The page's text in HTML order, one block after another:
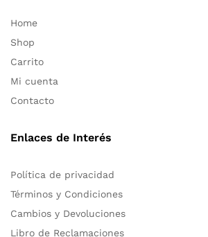
Home
Shop
Carrito
Mi cuenta
Contacto
Enlaces de Interés
Política de privacidad
Términos y Condiciones
Cambios y Devoluciones
Libro de Reclamaciones